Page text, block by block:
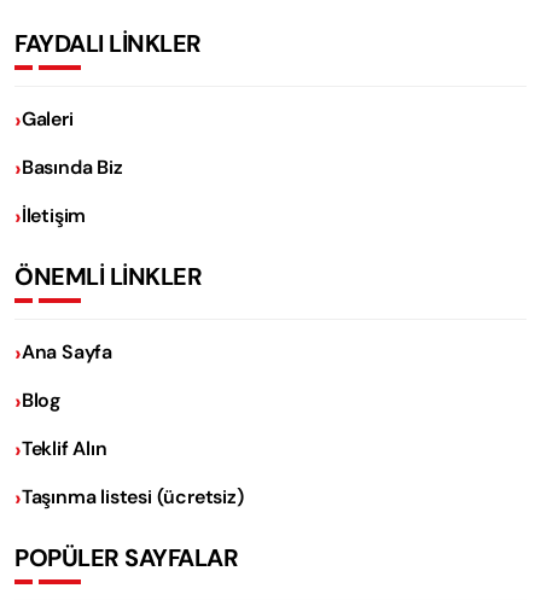
FAYDALI LİNKLER
Galeri
Basında Biz
İletişim
ÖNEMLİ LİNKLER
Ana Sayfa
Blog
Teklif Alın
Taşınma listesi (ücretsiz)
POPÜLER SAYFALAR